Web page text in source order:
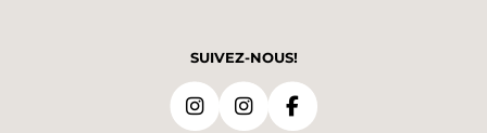
SUIVEZ-NOUS!